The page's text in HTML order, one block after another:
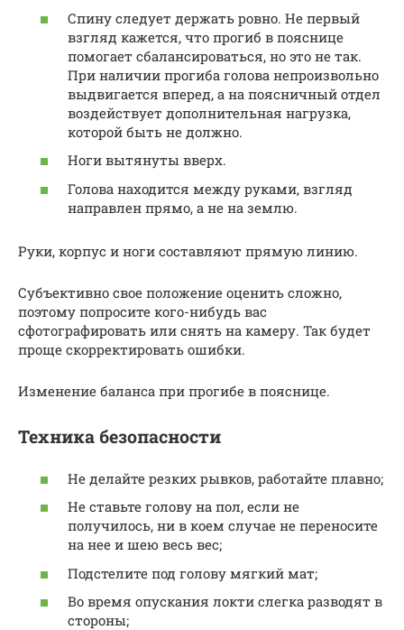
Спину следует держать ровно. Не первый
взгляд кажется, что прогиб в пояснице
помогает сбалансироваться, но это не так.
При наличии прогиба голова непроизвольно
выдвигается вперед, а на поясничный отдел
воздействует дополнительная нагрузка,
которой быть не должно.
Ноги вытянуты вверх.
Голова находится между руками, взгляд
направлен прямо, а не на землю.
Руки, корпус и ноги составляют прямую линию.
Субъективно свое положение оценить сложно,
поэтому попросите кого-нибудь вас
сфотографировать или снять на камеру. Так будет
проще скорректировать ошибки.
Изменение баланса при прогибе в пояснице.
Техника безопасности
Не делайте резких рывков, работайте плавно;
Не ставьте голову на пол, если не
получилось, ни в коем случае не переносите
на нее и шею весь вес;
Подстелите под голову мягкий мат;
Во время опускания локти слегка разводят в
стороны;